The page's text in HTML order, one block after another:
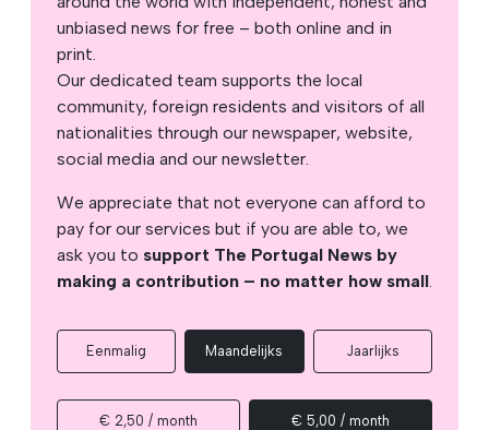
unbiased news for free – both online and in
print.
Our dedicated team supports the local
community, foreign residents and visitors of all
nationalities through our newspaper, website,
social media and our newsletter.
We appreciate that not everyone can afford to
pay for our services but if you are able to, we
ask you to support The Portugal News by
making a contribution – no matter how small.
Eenmalig Maandelijks Jaarlijks
€ 2,50 / month € 5,00 / month